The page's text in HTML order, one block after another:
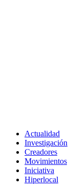
Actualidad
Investigación
Creadores
Movimientos
Iniciativa
Hiperlocal